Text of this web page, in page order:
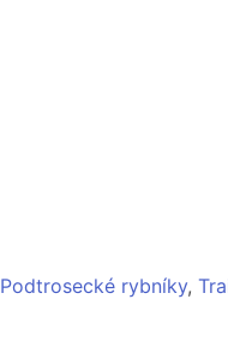
Podtrosecké rybníky,